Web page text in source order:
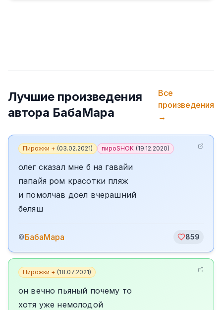
Лучшие произведения
автора БабаМара
Все
произведения
→
Пирожки + (03.02.2021) пироSHOK (19.12.2020)
олег сказал мне б на гавайи
папайя ром красотки пляж
и помолчав доел вчерашний
беляш
©БабаМара 859
Пирожки + (18.07.2021)
он вечно пьяный почему то
хотя уже немолодой